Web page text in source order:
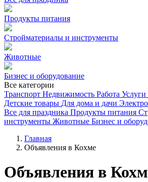
Продукты питания
Стройматериалы и инструменты
Животные
Бизнес и оборудование
Все категории
Транспорт Недвижимость Работа Услуги
Детские товары Для дома и дачи
Все для праздника Продукты питания
инструменты Животные Бизнес и
Главная
Объявления в Кохме
Объявления в